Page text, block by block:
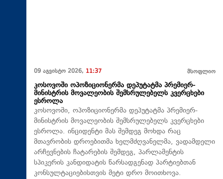
09 აგვისტო 2026, 11:37 მსოფლიო
კოსოვოში ოპოზიციონერმა დეპუტატმა პრემიერ-
მინისტრის მოვალეობის შემსრულებელს კვერცხები
ესროლა
კოსოვოში, ოპოზიციონერმა დეპუტატმა პრემიერ-
მინისტრის მოვალეობის შემსრულებელს კვერცხები
ესროლა. ინციდენტი მას შემდეგ მოხდა რაც
მთავრობის დროებითმა ხელმძღვანელმა, ვადამდელი
არჩევნების ჩატარების შემდეგ, პარლამენტის
სპიკერის კანდიდატის წარსადგენად პარტიებთან
კონსულტაციებისთვის მეტი დრო მოითხოვა.